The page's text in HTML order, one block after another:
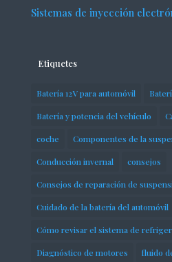
Sistemas de inyección
Etiquetes
Batería 12V para automóvil
Batería y potencia del vehículo
coche Componentes de la
Conducción invernal consejos
Consejos de reparación de
Cuidado de la batería del automóvil
Cómo revisar el sistema de
Diagnóstico de motores fluido